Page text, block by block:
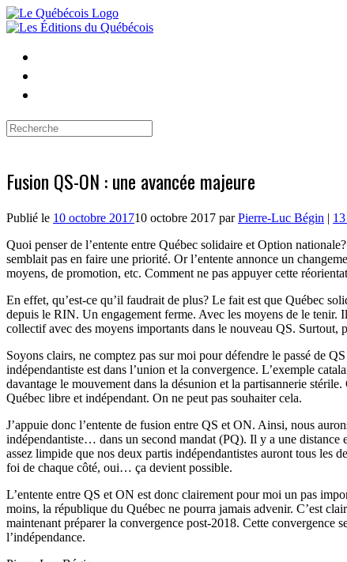
Skip
to
Search
Fusion QS-ON : une avancée majeure
Publié le 10 octobre 201710 octobre 2017 parPierre-Luc Bégin |
Quoi penser de l’entente entre Québec solidaire et Option
semblait pas en faire une priorité. Or l’entente annonce un
moyens, de promotion, etc. Comment ne pas appuyer cette
En effet, qu’est-ce qu’il faudrait de plus? Le fait est que Québec
depuis le RIN. Un engagement ferme. Avec les moyens de le
collectif avec des moyens importants dans le nouveau QS. Surtout,
Soyons clairs, ne comptez pas sur moi pour défendre le passé de
indépendantiste est dans l’union et la convergence. L’exemple
davantage le mouvement dans la désunion et la partisannerie
Québec libre et indépendant. On ne peut pas souhaiter cela.
J’appuie donc l’entente de fusion entre QS et ON. Ainsi, nous
indépendantiste… dans un second mandat (PQ). Il y a une distance
assez limpide que nos deux partis indépendantistes auront tous les
foi de chaque côté, oui… ça devient possible.
L’entente entre QS et ON est donc clairement pour moi un pas
moins, la république du Québec ne pourra jamais advenir. C’est
maintenant préparer la convergence post-2018. Cette convergence
l’indépendance.